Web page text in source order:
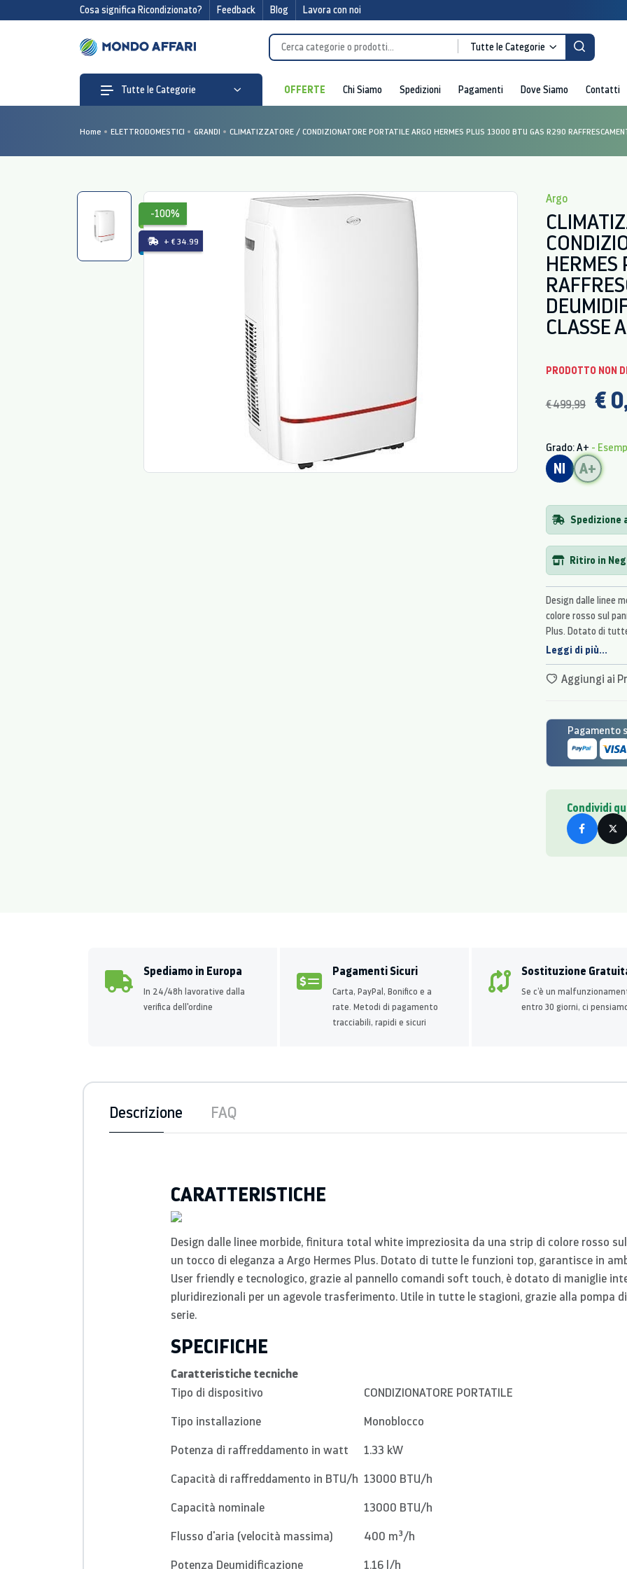
Cosa significa Ricondizionato? Feedback Blog Lavora con noi
Tutte le Categorie
Tutte le Categorie OFFERTE Chi Siamo Spedizioni Pagamenti Dove Siamo Contatti
Home ELETTRODOMESTICI GRANDI CLIMATIZZATORE / CONDIZIONATORE PORTATILE ARGO HERMES PLUS 13000 BTU GAS R290
-100%
+ € 34.99
Argo
CLASSE A
PRODOTTO NON
€ 499,99 €
Grado: A+ -
NI A+
Spedizione
Ritiro in
Design dalle linee
colore rosso sul
Plus. Dotato di
perfetto. User
dotato di maniglie
trasferimento.
Leggi di più...
Aggiungi ai
Pagamento
Condividi
Spediamo in Europa
In 24/48h lavorative dalla
verifica dell'ordine
Pagamenti Sicuri
Carta, PayPal, Bonifico e a
rate. Metodi di pagamento
tracciabili, rapidi e sicuri
Sostituzione
Se c’è un
entro 30 giorni, ci
Descrizione FAQ
CARATTERISTICHE
Design dalle linee morbide, finitura total white impreziosita da una strip di colore rosso
un tocco di eleganza a Argo Hermes Plus. Dotato di tutte le funzioni top, garantisce in
User friendly e tecnologico, grazie al pannello comandi soft touch, è dotato di maniglie
pluridirezionali per un agevole trasferimento. Utile in tutte le stagioni, grazie alla pompa
serie.
SPECIFICHE
Caratteristiche tecniche
Tipo di dispositivo
CONDIZIONATORE PORTATILE
Tipo installazione
Monoblocco
Potenza di raffreddamento in watt
1.33 kW
Capacità di raffreddamento in BTU/h 13000 BTU/h
Capacità nominale
13000 BTU/h
Flusso d'aria (velocità massima)
400 m³/h
Potenza Deumidificazione
1.16 l/h